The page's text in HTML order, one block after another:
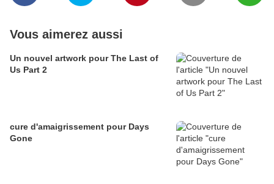
Vous aimerez aussi
Un nouvel artwork pour The Last of
Us Part 2
cure d'amaigrissement pour Days
Gone